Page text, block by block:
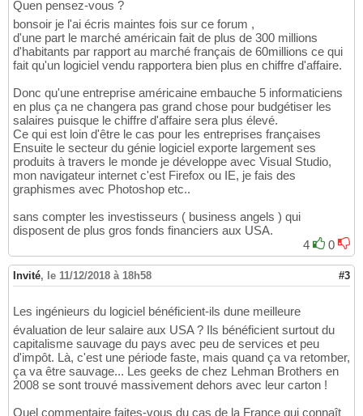
Quen pensez-vous ?
bonsoir je l'ai écris maintes fois sur ce forum ,
d'une part le marché américain fait de plus de 300 millions
d'habitants par rapport au marché français de 60millions ce qui
fait qu'un logiciel vendu rapportera bien plus en chiffre d'affaire.
Donc qu'une entreprise américaine embauche 5 informaticiens
en plus ça ne changera pas grand chose pour budgétiser les
salaires puisque le chiffre d'affaire sera plus élevé.
Ce qui est loin d'être le cas pour les entreprises françaises
Ensuite le secteur du génie logiciel exporte largement ses
produits à travers le monde je développe avec Visual Studio,
mon navigateur internet c'est Firefox ou IE, je fais des
graphismes avec Photoshop etc..
sans compter les investisseurs ( business angels ) qui
disposent de plus gros fonds financiers aux USA.
4
0
Invité, le 11/12/2018 à 18h58 #3
Les ingénieurs du logiciel bénéficient-ils dune meilleure
évaluation de leur salaire aux USA ? Ils bénéficient surtout du
capitalisme sauvage du pays avec peu de services et peu
d'impôt. Là, c'est une période faste, mais quand ça va retomber,
ça va être sauvage... Les geeks de chez Lehman Brothers en
2008 se sont trouvé massivement dehors avec leur carton !
Quel commentaire faites-vous du cas de la France qui connaît